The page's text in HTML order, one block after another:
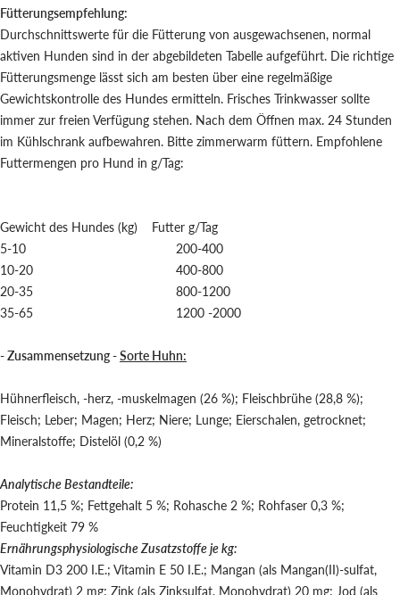
Fütterungsempfehlung:
Durchschnittswerte für die Fütterung von ausgewachsenen, normal
aktiven Hunden sind in der abgebildeten Tabelle aufgeführt. Die richtige
Fütterungsmenge lässt sich am besten über eine regelmäßige
Gewichtskontrolle des Hundes ermitteln. Frisches Trinkwasser sollte
immer zur freien Verfügung stehen. Nach dem Öffnen max. 24 Stunden
im Kühlschrank aufbewahren. Bitte zimmerwarm füttern. Empfohlene
Futtermengen pro Hund in g/Tag:
Gewicht des Hundes (kg) Futter g/Tag
5-10 200-400
10-20 400-800
20-35 800-1200
35-65 1200 -2000
- Zusammensetzung -Sorte Huhn:
Hühnerfleisch, -herz, -muskelmagen (26 %); Fleischbrühe (28,8 %);
Fleisch; Leber; Magen; Herz; Niere; Lunge; Eierschalen, getrocknet;
Mineralstoffe; Distelöl (0,2 %)
Analytische Bestandteile:
Protein 11,5 %; Fettgehalt 5 %; Rohasche 2 %; Rohfaser 0,3 %;
Feuchtigkeit 79 %
Ernährungsphysiologische Zusatzstoffe je kg:
Vitamin D3 200 I.E.; Vitamin E 50 I.E.; Mangan (als Mangan(II)-sulfat,
Monohydrat) 2 mg; Zink (als Zinksulfat, Monohydrat) 20 mg; Jod (als